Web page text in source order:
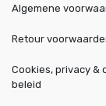
Algemene
Retour
Cookies, privacy &
beleid